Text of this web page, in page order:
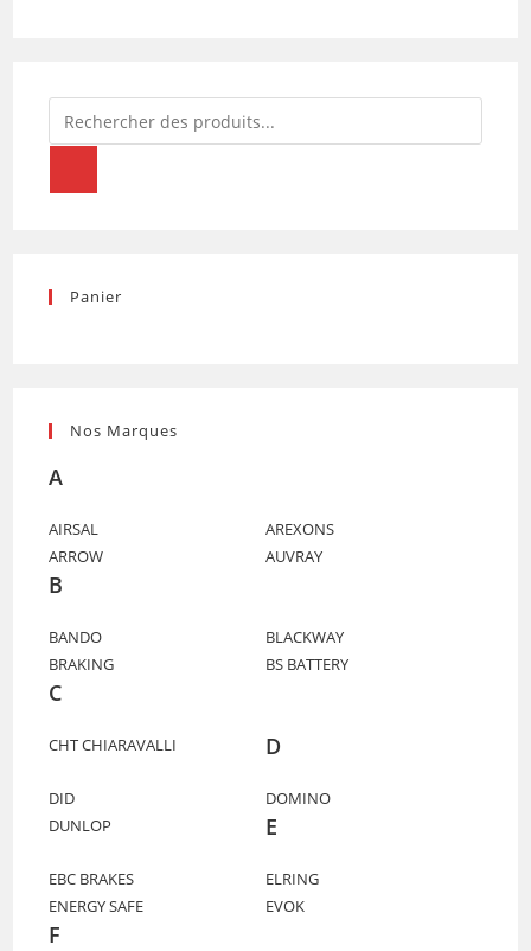
Recherche
de
Panier
Nos Marques
A
AIRSAL
AREXONS
ARROW
AUVRAY
B
BANDO
BLACKWAY
BRAKING
BS BATTERY
C
CHT CHIARAVALLI D
DID
DOMINO
DUNLOP
E
EBC BRAKES
ELRING
ENERGY SAFE
EVOK
F